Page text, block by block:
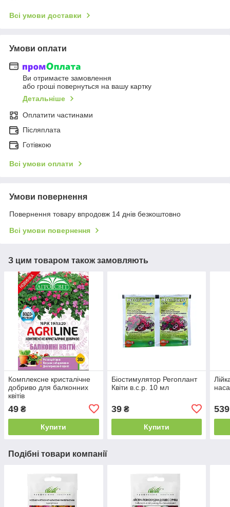
Всі умови доставки
Умови оплати
Ви отримаєте замовлення
або гроші повернуться на вашу картку
Детальніше
Оплатити частинами
Післяплата
Готівкою
Всі умови оплати
Умови повернення
Повернення товару впродовж 14 днів безкоштовно
Всі умови повернення
З цим товаром також замовляють
Комплексне кристалічне
добриво для балконних
квітів
49 ₴
Купити
Біостимулятор Регоплант
Квіти в.с.р. 10 мл
39₴
Купити
539
Подібні товари компанії